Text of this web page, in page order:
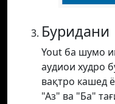
Буридани
Yout ба шумо
аудиои худро
вақтро кашед
"Аз" ва "Ба"